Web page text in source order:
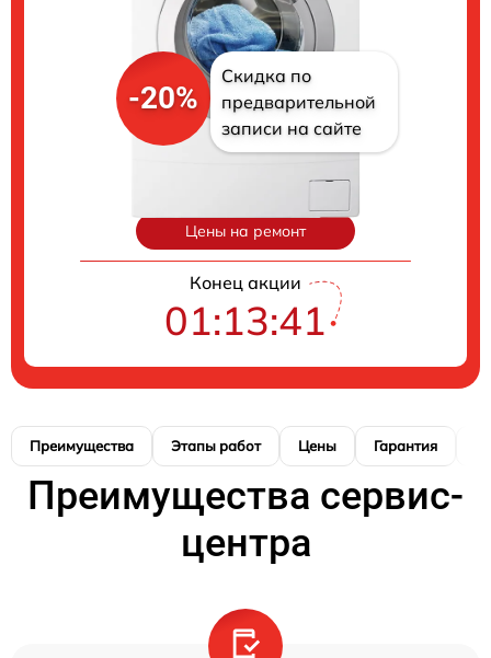
-20%
Скидка по
предварительной
записи на сайте
Цены на ремонт
Конец акции
01:13:40
Преимущества Этапы работ Цены Гарантия
Преимущества сервис-
центра